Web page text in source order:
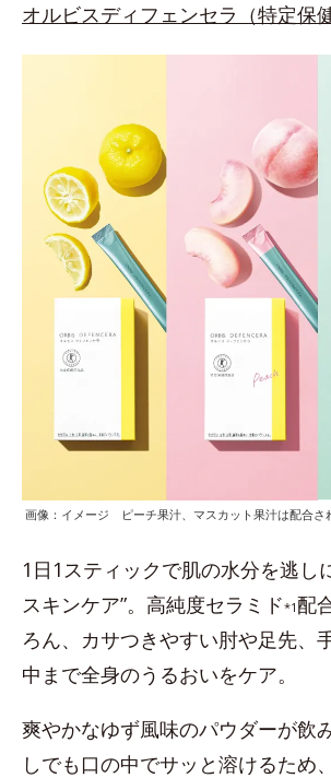
オルビスディフェンセラ（特定保
画像：イメージ ピーチ果汁、マスカット果汁は配合さ
1日1スティックで肌の水分を逃し
スキンケア”。高純度セラミド*1配
ろん、カサつきやすい肘や足先、
中まで全身のうるおいをケア。
爽やかなゆず風味のパウダーが飲
しでも口の中でサッと溶けるため